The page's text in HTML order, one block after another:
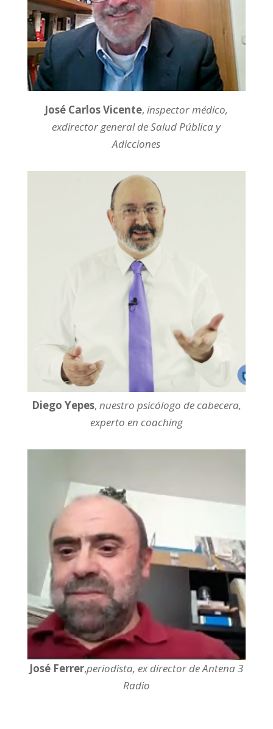
José Carlos Vicente,inspector médico,
exdirector general de Salud Pública y
Adicciones
Diego Yepes, nuestro psicólogo de cabecera,
experto en coaching
José Ferrer,periodista, ex director de Antena 3
Radio